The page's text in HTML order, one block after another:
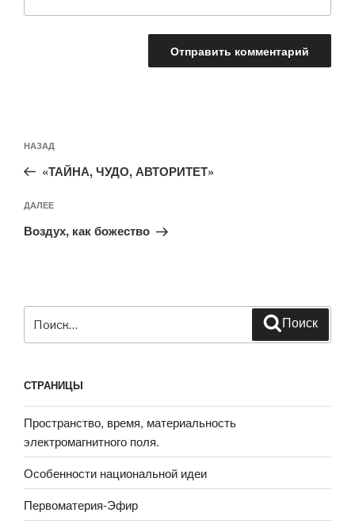
по
записям
Предыдущая
запись:
НАЗАД
«ТАЙНА, ЧУДО, АВТОРИТЕТ»
Следующая
запись
ДАЛЕЕ
Воздух, как божество
Поиск
СТРАНИЦЫ
Пространство, время, материальность
электромагнитного поля.
Особенности национальной идеи
Первоматерия-Эфир